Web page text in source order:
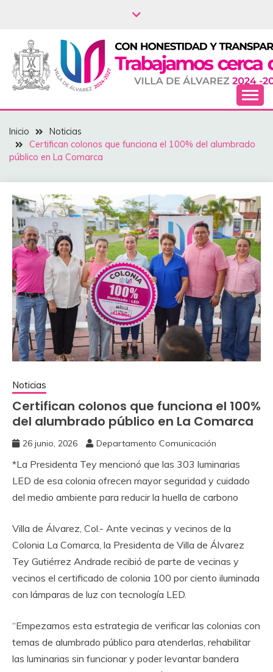
NOTICIAS – VILLA
DEL ÁLVAREZ
Inicio
Noticias
Certifican colonos que funciona el 100% del alumbrado
público en La Comarca
Noticias
Certifican colonos que funciona el 100%
del alumbrado público en La Comarca
26 junio, 2026 Departamento Comunicación
*La Presidenta Tey mencionó que las 303 luminarias
LED de esa colonia ofrecen mayor seguridad y cuidado
del medio ambiente para reducir la huella de carbono
Villa de Álvarez, Col.- Ante vecinas y vecinos de la
Colonia La Comarca, la Presidenta de Villa de Álvarez
Tey Gutiérrez Andrade recibió de parte de vecinas y
vecinos el certificado de colonia 100 por ciento iluminada
con lámparas de luz con tecnología LED.
“Empezamos esta estrategia de verificar las colonias con
temas de alumbrado público para atenderlas, rehabilitar
las luminarias sin funcionar y poder levantar bandera